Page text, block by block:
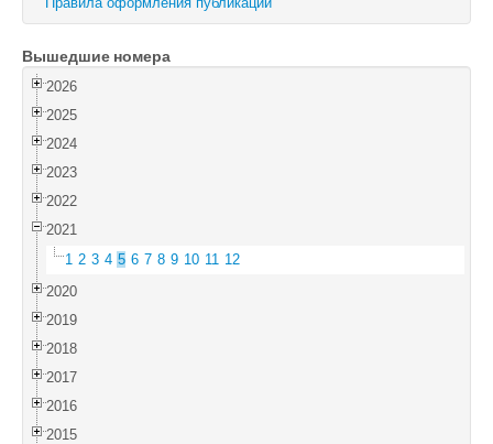
Вышедшие номера
2026
2025
2024
2023
2022
2021
1 2 3 4 5 6 7 8 9 10 11 12
2020
2019
2018
2017
2016
2015